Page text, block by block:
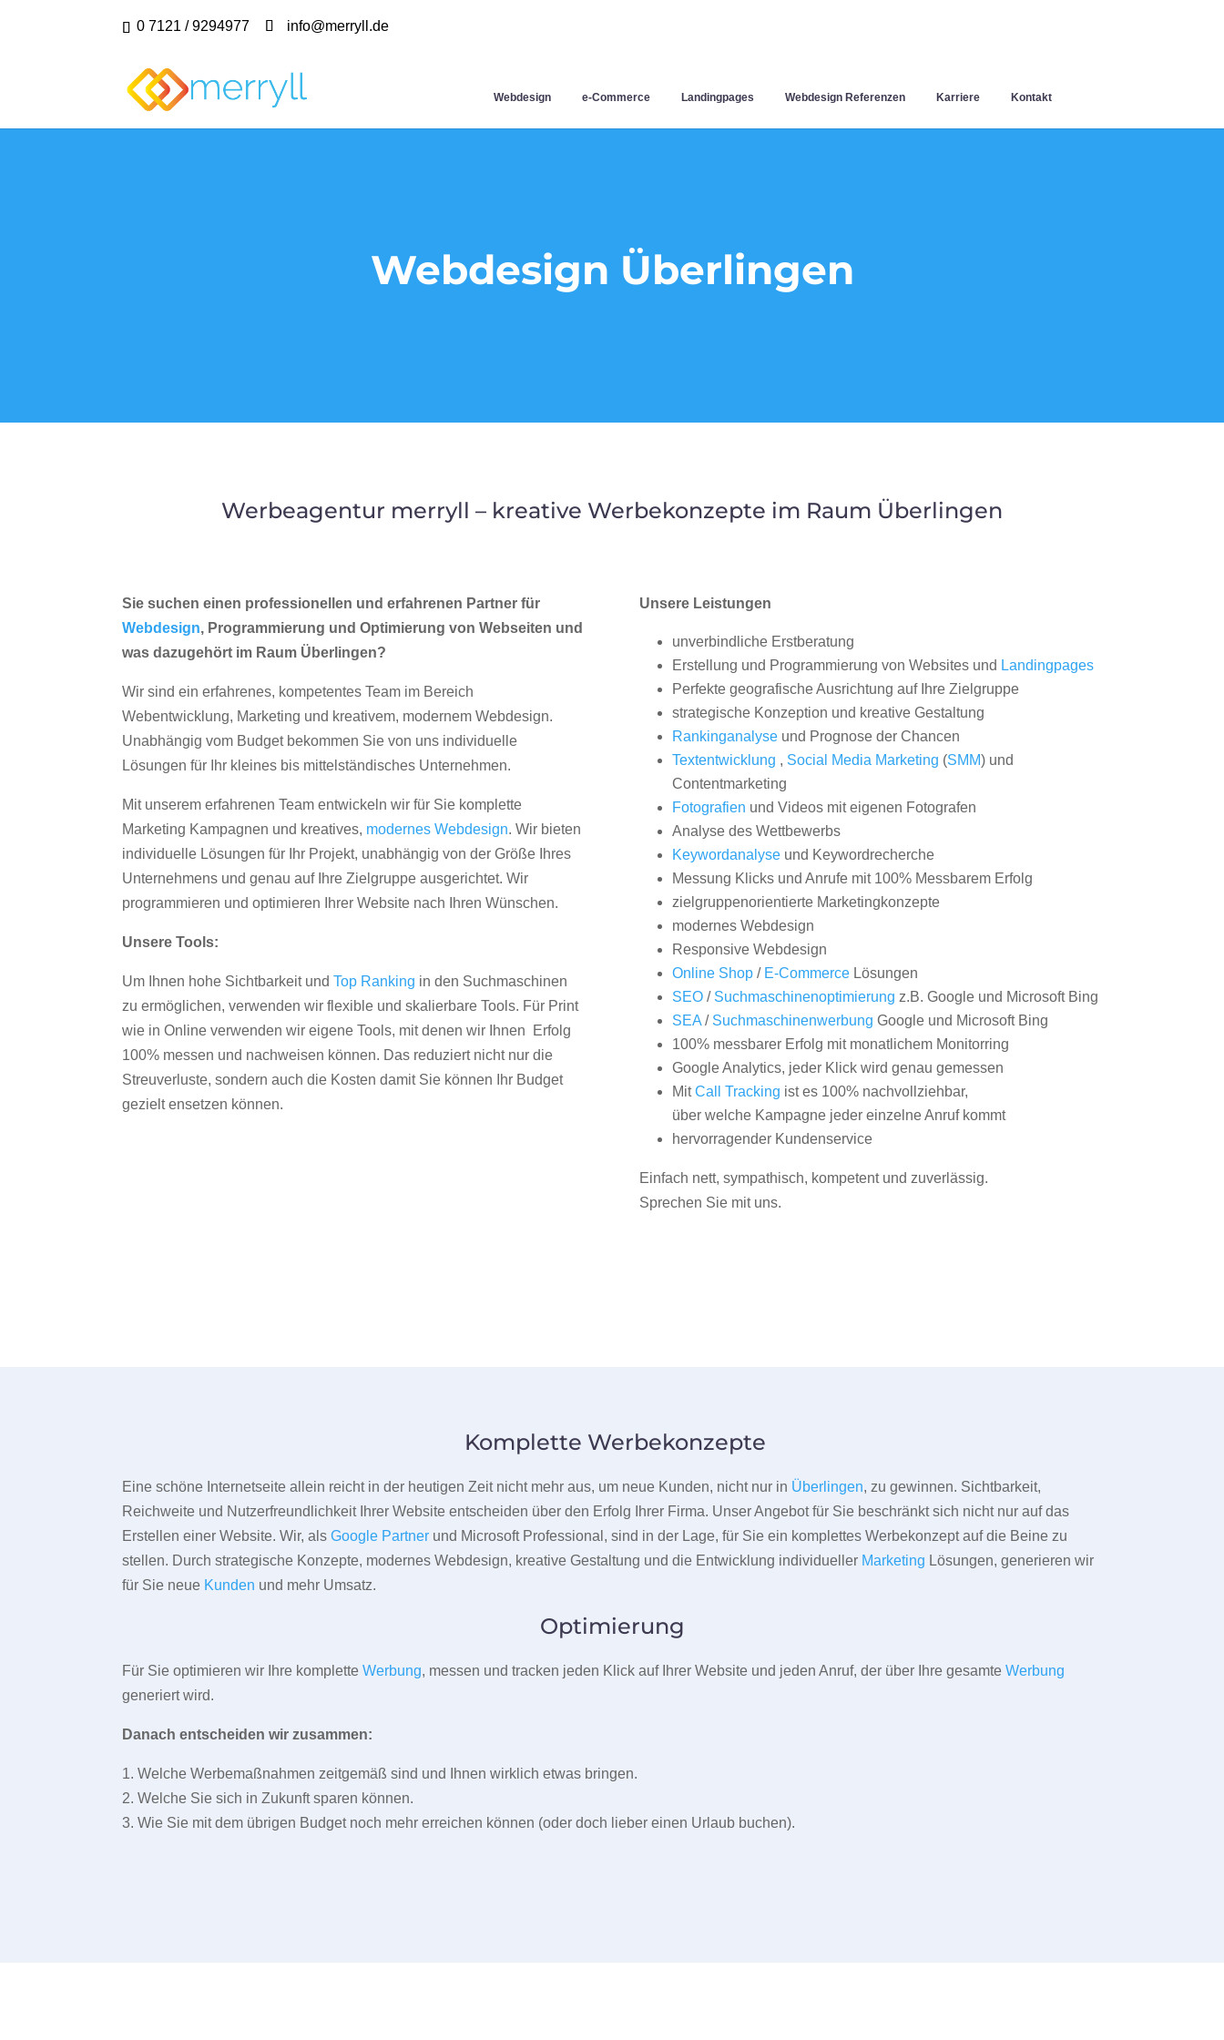
0 7121 / 9294977 info@merryll.de
Webdesign e-Commerce Landingpages Webdesign Referenzen Karriere Kontakt
Webdesign Überlingen
Werbeagentur merryll – kreative Werbekonzepte im Raum Überlingen
Sie suchen einen professionellen und erfahrenen Partner für
Webdesign, Programmierung und Optimierung von Webseiten und
was dazugehört im Raum Überlingen?
Wir sind ein erfahrenes, kompetentes Team im Bereich
Webentwicklung, Marketing und kreativem, modernem Webdesign.
Unabhängig vom Budget bekommen Sie von uns individuelle
Lösungen für Ihr kleines bis mittelständisches Unternehmen.
Mit unserem erfahrenen Team entwickeln wir für Sie komplette
Marketing Kampagnen und kreatives, modernes Webdesign. Wir bieten
individuelle Lösungen für Ihr Projekt, unabhängig von der Größe Ihres
Unternehmens und genau auf Ihre Zielgruppe ausgerichtet. Wir
programmieren und optimieren Ihrer Website nach Ihren Wünschen.
Unsere Tools:
Um Ihnen hohe Sichtbarkeit undTop Ranking in den Suchmaschinen
zu ermöglichen, verwenden wir flexible und skalierbare Tools. Für Print
wie in Online verwenden wir eigene Tools, mit denen wir Ihnen Erfolg
100% messen und nachweisen können. Das reduziert nicht nur die
Streuverluste, sondern auch die Kosten damit Sie können Ihr Budget
gezielt ensetzen können.
Unsere Leistungen
unverbindliche Erstberatung
Erstellung und Programmierung von Websites und Landingpages
Perfekte geografische Ausrichtung auf Ihre Zielgruppe
strategische Konzeption und kreative Gestaltung
Rankinganalyseund Prognose der Chancen
Textentwicklung , Social Media Marketing (SMM) und
Contentmarketing
Fotografien und Videos mit eigenen Fotografen
Analyse des Wettbewerbs
Keywordanalyseund Keywordrecherche
Messung Klicks und Anrufe mit 100% Messbarem Erfolg
zielgruppenorientierte Marketingkonzepte
modernes Webdesign
Responsive Webdesign
Online Shop/ E-CommerceLösungen
SEO/ Suchmaschinenoptimierung z.B. Google und Microsoft Bing
SEA/ Suchmaschinenwerbung Google und Microsoft Bing
100% messbarer Erfolg mit monatlichem Monitorring
Google Analytics, jeder Klick wird genau gemessen
MitCall Tracking ist es 100% nachvollziehbar,
über welche Kampagne jeder einzelne Anruf kommt
hervorragender Kundenservice
Einfach nett, sympathisch, kompetent und zuverlässig.
Sprechen Sie mit uns.
Komplette Werbekonzepte
Eine schöne Internetseite allein reicht in der heutigen Zeit nicht mehr aus, um neue Kunden, nicht nur in Überlingen, zu gewinnen. Sichtbarkeit,
Reichweite und Nutzerfreundlichkeit Ihrer Website entscheiden über den Erfolg Ihrer Firma. Unser Angebot für Sie beschränkt sich nicht nur auf das
Erstellen einer Website. Wir, alsGoogle Partner und Microsoft Professional, sind in der Lage, für Sie ein komplettes Werbekonzept auf die Beine zu
stellen. Durch strategische Konzepte, modernes Webdesign, kreative Gestaltung und die Entwicklung individueller Marketing Lösungen, generieren wir
für Sie neue Kunden und mehr Umsatz.
Optimierung
Für Sie optimieren wir Ihre kompletteWerbung, messen und tracken jeden Klick auf Ihrer Website und jeden Anruf, der über Ihre gesamteWerbung
generiert wird.
Danach entscheiden wir zusammen:
1. Welche Werbemaßnahmen zeitgemäß sind und Ihnen wirklich etwas bringen.
2. Welche Sie sich in Zukunft sparen können.
3. Wie Sie mit dem übrigen Budget noch mehr erreichen können (oder doch lieber einen Urlaub buchen).